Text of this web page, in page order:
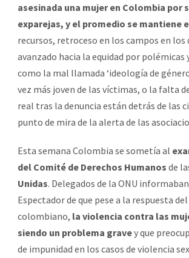
asesinada una mujer en Colombia por
exparejas, y el promedio se mantiene
recursos, retroceso en los campos en los
avanzado hacia la equidad por polémicas
como la mal llamada ‘ideología de
vez más joven de las víctimas, o la falta
real tras la denuncia están detrás de las
punto de mira de la alerta de las
Esta semana Colombia se sometía al
del Comité de Derechos Humanos de
Unidas. Delegados de la ONU
Espectador de que pese a la respuesta
colombiano, la violencia contra las
siendo un problema gravey que
de impunidad en los casos de violencia